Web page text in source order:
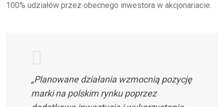
100% udziałów przez obecnego inwestora w akcjonariacie.
„Planowane działania wzmocnią pozycję
marki na polskim rynku poprzez